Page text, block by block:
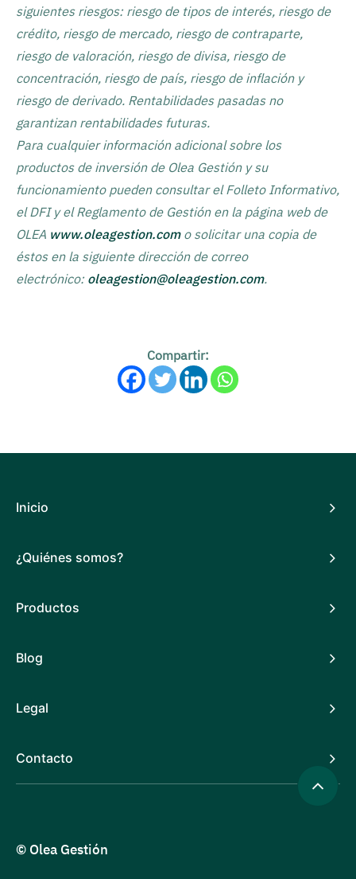
siguientes riesgos: riesgo de tipos de interés, riesgo de
crédito, riesgo de mercado, riesgo de contraparte,
riesgo de valoración, riesgo de divisa, riesgo de
concentración, riesgo de país, riesgo de inflación y
riesgo de derivado. Rentabilidades pasadas no
garantizan rentabilidades futuras.
Para cualquier información adicional sobre los
productos de inversión de Olea Gestión y su
funcionamiento pueden consultar el Folleto Informativo,
el DFI y el Reglamento de Gestión en la página web de
OLEA www.oleagestion.como solicitar una copia de
éstos en la siguiente dirección de correo
electrónico: oleagestion@oleagestion.com.
Compartir:
Inicio
¿Quiénes somos?
Productos
Blog
Legal
Contacto
© Olea Gestión